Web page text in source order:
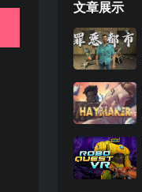
文章展示